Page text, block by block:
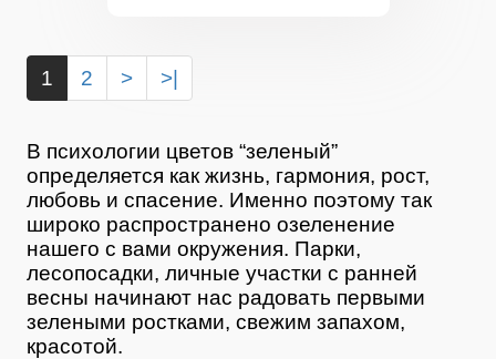
1 2 > >|
В психологии цветов “зеленый”
определяется как жизнь, гармония, рост,
любовь и спасение. Именно поэтому так
широко распространено озеленение
нашего с вами окружения. Парки,
лесопосадки, личные участки с ранней
весны начинают нас радовать первыми
зелеными ростками, свежим запахом,
красотой.